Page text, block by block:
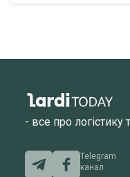
- все про
Telegram
канал